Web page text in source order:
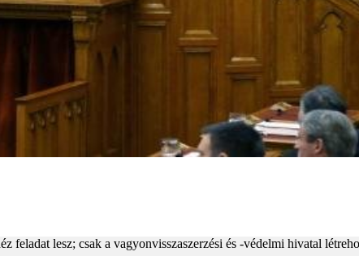
lesz; csak a vagyonvisszaszerzési és -védelmi hivatal